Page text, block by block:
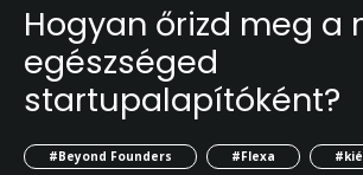
Hogyan őrizd meg a
egészséged
startupalapítóként?
#Beyond Founders #Flexa